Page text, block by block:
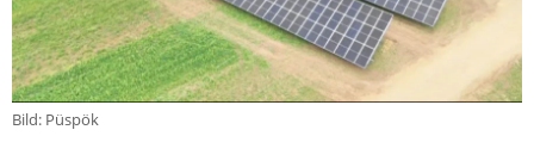
Bild: Püspök